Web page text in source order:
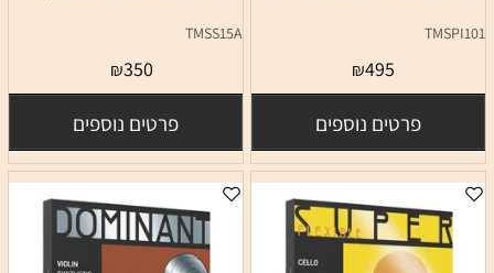
TMSPI101
₪495
פרטים נוספים
TMSS15A
₪350
פרטים נוספים